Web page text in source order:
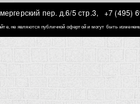
пер. д.6/5 стр.3,
+7 (495)
не являются публичной офертой и могут быть